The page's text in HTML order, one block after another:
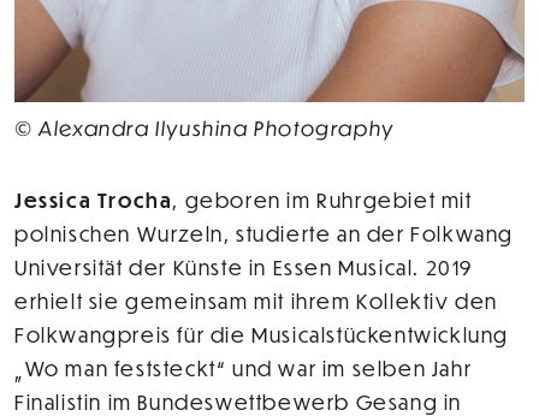
© Alexandra Ilyushina Photography
Jessica Trocha, geboren im Ruhrgebiet mit
polnischen Wurzeln, studierte an der Folkwang
Universität der Künste in Essen Musical. 2019
erhielt sie gemeinsam mit ihrem Kollektiv den
Folkwangpreis für die Musicalstückentwicklung
„Wo man feststeckt“ und war im selben Jahr
Finalistin im Bundeswettbewerb Gesang in